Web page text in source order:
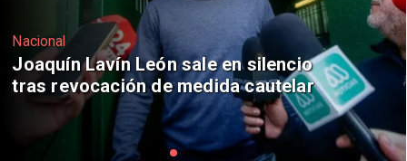
Nacional
Chile y Venezuela formalizan reinicio
de relaciones consulares